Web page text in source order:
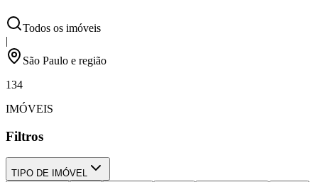
Todos os imóveis
|
São Paulo e região
134
IMÓVEIS
Filtros
TIPO DE IMÓVEL